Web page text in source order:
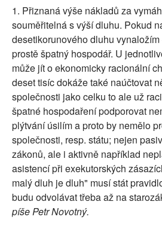
AUTOŘI
PŘÍSPĚVKY NA PROVOZ
SOCIÁLNÍ SÍTĚ
RUBRIKY
PLNÁ VERZE STRÁNEK
1. Přiznaná výše nákladů za
souměřitelná s výší dluhu. Pokud
desetikorunového dluhu
prostě špatný hospodář. U
může jít o ekonomicky racionální
deset tisíc dokáže také naúčtovat
společnosti jako celku to ale už
špatné hospodaření podporovat
plýtvání úsilím a proto by nemělo
společnosti, resp. státu; nejen
zákonů, ale i aktivně například
asistencí při exekutorských
malý dluh je dluh" musí stát
budu odvolávat třeba až na
píše Petr Novotný.